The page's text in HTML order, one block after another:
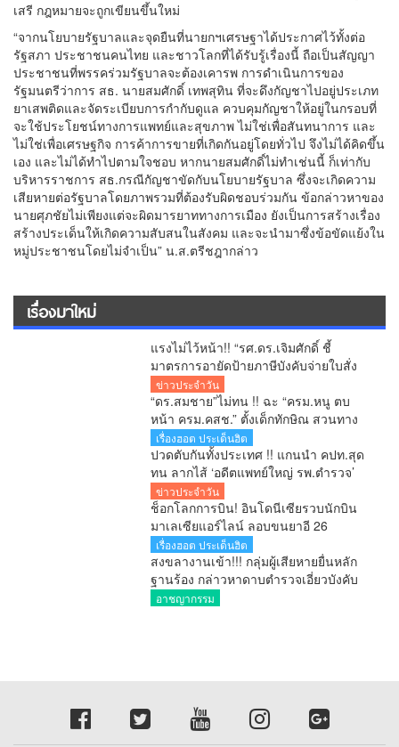
เสรี กฎหมายจะถูกเขียนขึ้นใหม่
“จากนโยบายรัฐบาลและจุดยืนที่นายกฯเศรษฐาได้ประกาศไว้ทั้งต่อ
รัฐสภา ประชาชนคนไทย และชาวโลกที่ได้รับรู้เรื่องนี้ ถือเป็นสัญญา
ประชาชนที่พรรคร่วมรัฐบาลจะต้องเคารพ การดำเนินการของ
รัฐมนตรีว่าการ สธ. นายสมศักดิ์ เทพสุทิน ที่จะดึงกัญชาไปอยู่ประเภท
ยาเสพติดและจัดระเบียบการกำกับดูแล ควบคุมกัญชาให้อยู่ในกรอบที่
จะใช้ประโยชน์ทางการแพทย์และสุขภาพ ไม่ใช่เพื่อสันทนาการ และ
ไม่ใช่เพื่อเศรษฐกิจ การค้าการขายที่เกิดกันอยู่โดยทั่วไป จึงไม่ได้คิดขึ้น
เอง และไม่ได้ทำไปตามใจชอบ หากนายสมศักดิ์ไม่ทำเช่นนี้ ก็เท่ากับ
บริหารราชการ สธ.กรณีกัญชาขัดกับนโยบายรัฐบาล ซึ่งจะเกิดความ
เสียหายต่อรัฐบาลโดยภาพรวมที่ต้องรับผิดชอบร่วมกัน ข้อกล่าวหาของ
นายศุภชัยไม่เพียงแต่จะผิดมารยาททางการเมือง ยังเป็นการสร้างเรื่อง
สร้างประเด็นให้เกิดความสับสนในสังคม และจะนำมาซึ่งข้อขัดแย้งใน
หมู่ประชาชนโดยไม่จำเป็น” น.ส.ตรีชฎากล่าว
เรื่องมาใหม่
แรงไม่ไว้หน้า!! “รศ.ดร.เจิมศักดิ์ ชี้
มาตรการอายัดป้ายภาษีบังคับจ่ายใบสั่ง
รัฐกำลังลงโทษประชาชนก่อนศาลตัดสิน
ข่าวประจำวัน
“ดร.สมชาย”ไม่ทน !! ฉะ “ครม.หนู ตบ
หน้า ครม.คสช.” ตั้งเด็กทักษิณ สวนทาง
ปฏิรูปประเทศ-ยุทธศาสตร์ชาติ
เรื่องฮอต ประเด็นฮิต
ปวดตับกันทั้งประเทศ !! แกนนำ คปท.สุด
ทน ลากไส้ ‘อดีตแพทย์ใหญ่ รพ.ตำรวจ’
เลื่อนยศ พล.ต.อ. พร้อมดัน ‘ผกก.หนุ่ย’ ขึ้น
ผอ.ป.ย.ป. เทียบชั้น C11 สำนักนายกฯ!!
สมัยอนุทิน
ข่าวประจำวัน
ช็อกโลกการบิน! อินโดนีเซียรวบนักบิน
มาเลเซียแอร์ไลน์ ลอบขนยาอี 26
กิโลกรัม คาสนามบิน
เรื่องฮอต ประเด็นฮิต
สงขลางานเข้า!!! กลุ่มผู้เสียหายยื่นหลัก
ฐานร้อง กล่าวหาดาบตำรวจเอี่ยวบังคับ
ถ่ายคลิปอนาจาร ขู่ยัดยา มีผู้เสียหาย
อาชญากรรม